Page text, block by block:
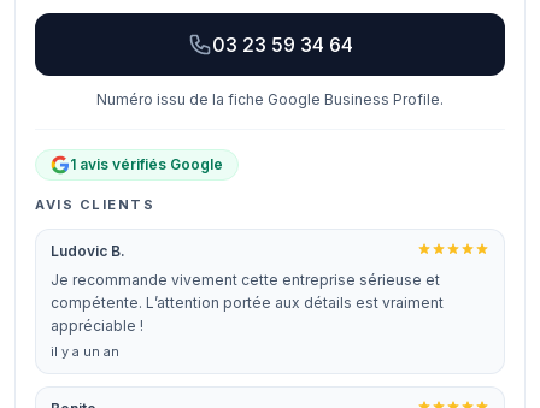
03 23 59 34 64
Numéro issu de la fiche Google Business Profile.
1 avis vérifiés Google
AVIS CLIENTS
Ludovic B.
Je recommande vivement cette entreprise sérieuse et
compétente. L’attention portée aux détails est vraiment
appréciable !
il y a un an